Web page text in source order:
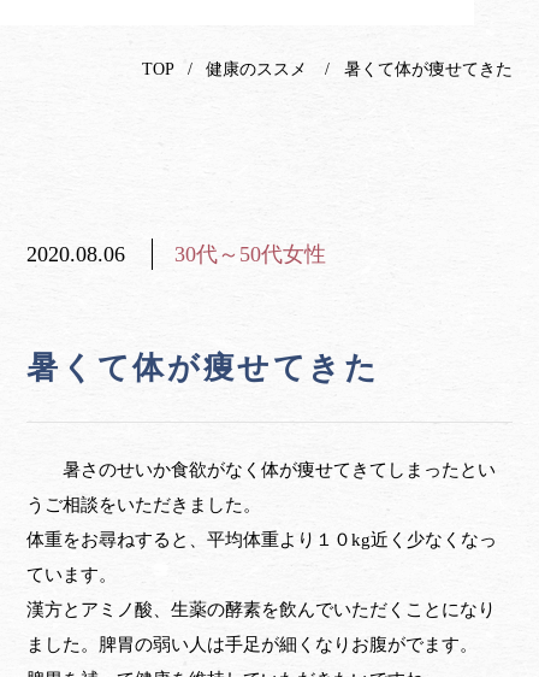
TOP 健康のススメ 暑くて体が痩せてきた
2020.08.06 30代～50代女性
暑くて体が痩せてきた
暑さのせいか食欲がなく体が痩せてきてしまったとい
うご相談をいただきました。
体重をお尋ねすると、平均体重より１０kg近く少なくなっ
ています。
漢方とアミノ酸、生薬の酵素を飲んでいただくことになり
ました。脾胃の弱い人は手足が細くなりお腹がでます。